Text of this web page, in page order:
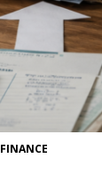
FINANCE